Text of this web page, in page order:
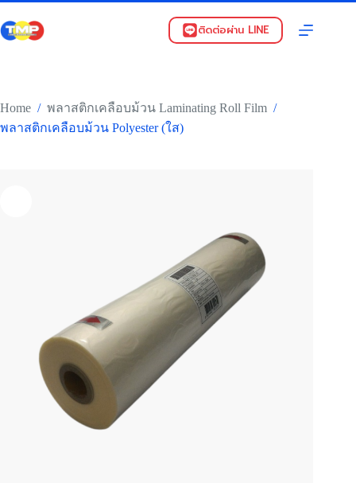
Skip
to
content
ติดต่อผ่าน LINE
Home / พลาสติกเคลือบม้วน Laminating Roll Film /
พลาสติกเคลือบม้วน Polyester (ใส)